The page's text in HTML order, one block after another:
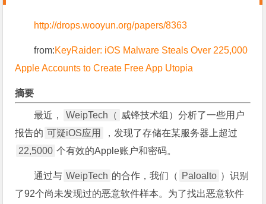
http://drops.wooyun.org/papers/8363
from:KeyRaider: iOS Malware Steals Over 225,000
Apple Accounts to Create Free App Utopia
摘要
最近， WeipTech（ 威锋技术组）分析了一些用户
报告的 可疑iOS应用
，发现了存储在某服务器上超过
22,5000 个有效的Apple账户和密码。
通过与 WeipTech 的合作，我们（ Paloalto ）识别
了92个尚未发现过的恶意软件样本。为了找出恶意软件